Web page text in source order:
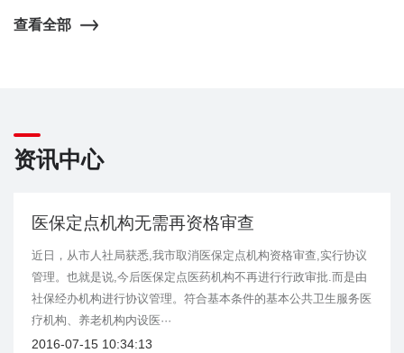
查看全部
资讯中心
医保定点机构无需再资格审查
近日，从市人社局获悉,我市取消医保定点机构资格审查,实行协议
管理。也就是说,今后医保定点医药机构不再进行行政审批.而是由
社保经办机构进行协议管理。符合基本条件的基本公共卫生服务医
疗机构、养老机构内设医···
2016-07-15 10:34:13